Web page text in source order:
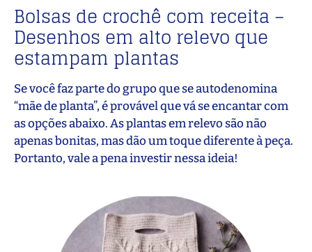
Bolsas de crochê com receita –
Desenhos em alto relevo que
estampam plantas
Se você faz parte do grupo que se autodenomina
“mãe de planta”, é provável que vá se encantar com
as opções abaixo. As plantas em relevo são não
apenas bonitas, mas dão um toque diferente à peça.
Portanto, vale a pena investir nessa ideia!